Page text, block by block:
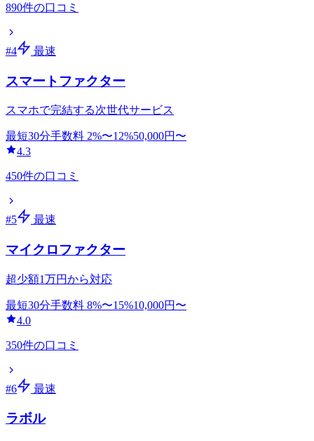
890件の口コミ
#4 最速
スマートファクター
スマホで完結する次世代サービス
最短30分手数料 2%〜12%50,000円〜
4.3
450件の口コミ
#5 最速
マイクロファクター
超少額1万円から対応
最短30分手数料 8%〜15%10,000円〜
4.0
350件の口コミ
#6 最速
ラボル